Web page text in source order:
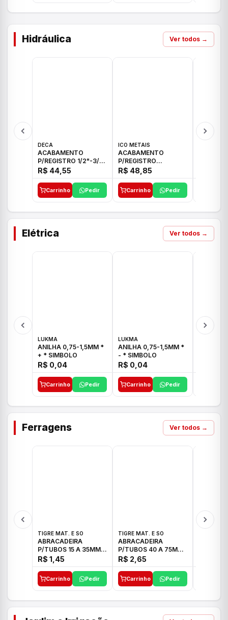
Hidráulica Ver todos →
DECA
ACABAMENTO
P/REGISTRO 1/2"-3/4"
E 1"C21.PQ DECA
R$ 44,55
Carrinho Pedir
ICO METAIS
ACABAMENTO
P/REGISTRO
1/2"-3/4"-1" ACB M
CS 33 ICO
R$ 48,85
Carrinho Pedir
Elétrica Ver todos →
LUKMA
ANILHA 0,75-1,5MM *
+ * SIMBOLO
R$ 0,04
Carrinho Pedir
LUKMA
ANILHA 0,75-1,5MM *
- * SIMBOLO
R$ 0,04
Carrinho Pedir
Ferragens Ver todos →
TIGRE MAT. E SO
ABRACADEIRA
P/TUBOS 15 A 35MM
TIGRE
R$ 1,45
Carrinho Pedir
TIGRE MAT. E SO
ABRACADEIRA
P/TUBOS 40 A 75MM
TIGRE
R$ 2,65
Carrinho Pedir